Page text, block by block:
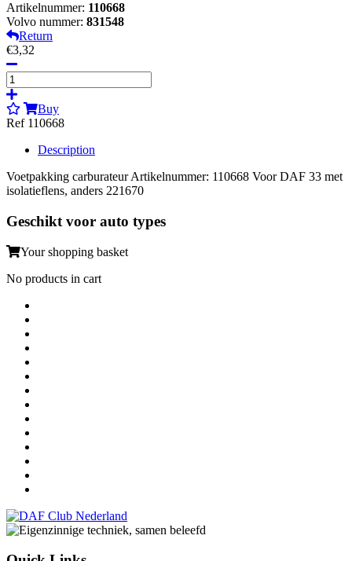
Artikelnummer: 110668
Volvo nummer: 831548
Return
€3,32
Buy
Ref 110668
Description
Voetpakking carburateur Artikelnummer: 110668 Voor DAF 33 met
isolatieflens, anders 221670
Geschikt voor auto types
Your shopping basket
No products in cart